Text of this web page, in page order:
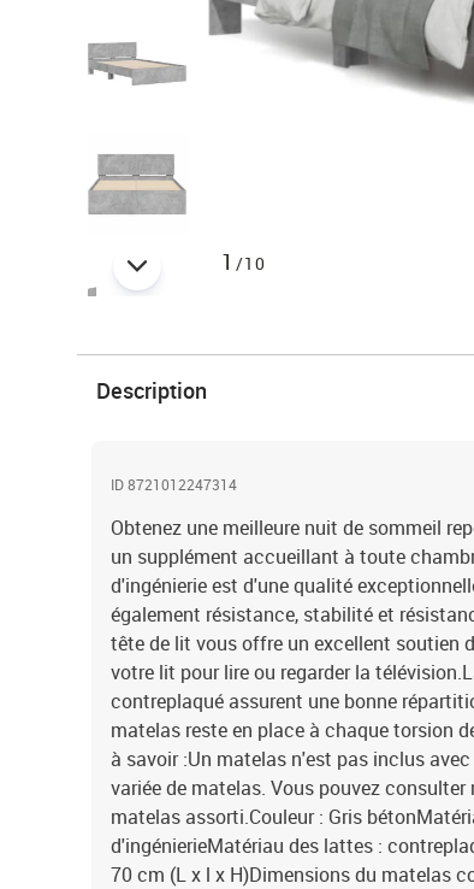
1 /10
Description
ID 8721012247314
Obtenez une meilleure nuit de sommeil
un supplément accueillant à toute
d'ingénierie est d'une qualité
également résistance, stabilité et
tête de lit vous offre un excellent soutien
votre lit pour lire ou regarder la
contreplaqué assurent une bonne
matelas reste en place à chaque torsion
à savoir :Un matelas n'est pas inclus
variée de matelas. Vous pouvez
matelas assorti.Couleur : Gris
d'ingénierieMatériau des lattes :
70 cm (L x l x H)Dimensions du matelas